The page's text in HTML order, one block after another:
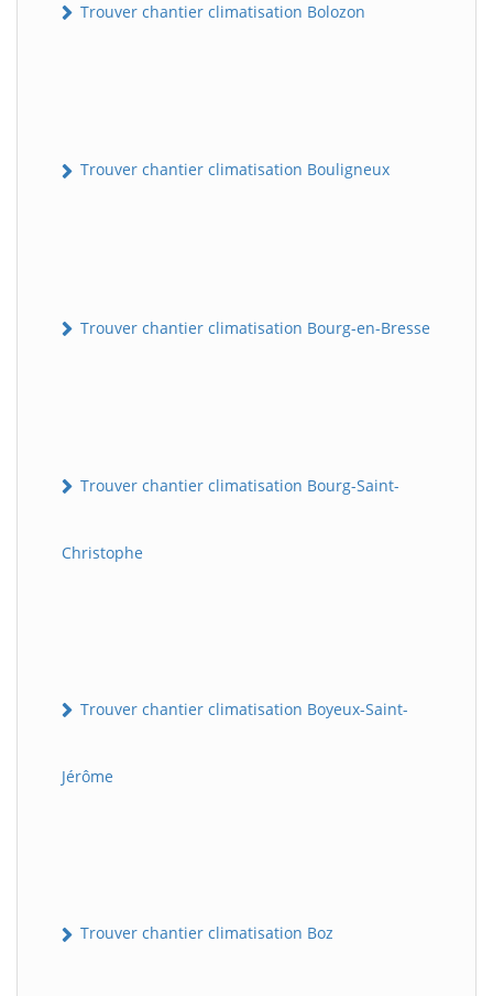
Trouver chantier climatisation Bolozon
Trouver chantier climatisation Bouligneux
Trouver chantier climatisation Bourg-en-Bresse
Trouver chantier climatisation Bourg-Saint-
Christophe
Trouver chantier climatisation Boyeux-Saint-
Jérôme
Trouver chantier climatisation Boz